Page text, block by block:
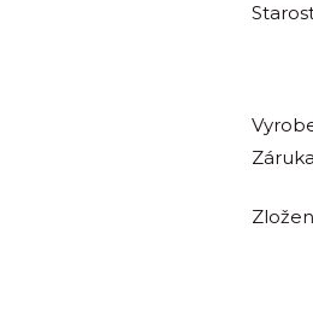
Záruka